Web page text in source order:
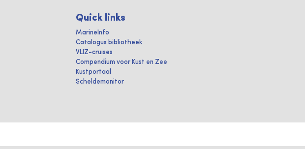
Quick links
MarineInfo
Catalogus bibliotheek
VLIZ-cruises
Compendium voor Kust en Zee
Kustportaal
Scheldemonitor